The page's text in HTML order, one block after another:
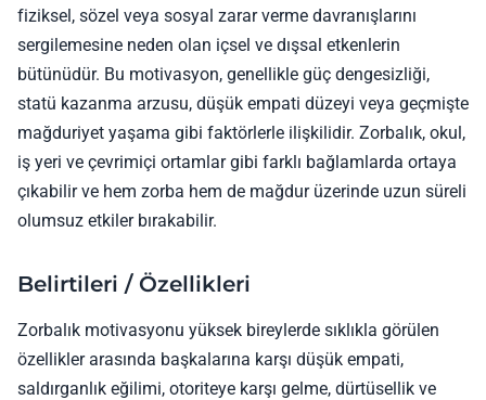
fiziksel, sözel veya sosyal zarar verme davranışlarını
sergilemesine neden olan içsel ve dışsal etkenlerin
bütünüdür. Bu motivasyon, genellikle güç dengesizliği,
statü kazanma arzusu, düşük empati düzeyi veya geçmişte
mağduriyet yaşama gibi faktörlerle ilişkilidir. Zorbalık, okul,
iş yeri ve çevrimiçi ortamlar gibi farklı bağlamlarda ortaya
çıkabilir ve hem zorba hem de mağdur üzerinde uzun süreli
olumsuz etkiler bırakabilir.
Belirtileri / Özellikleri
Zorbalık motivasyonu yüksek bireylerde sıklıkla görülen
özellikler arasında başkalarına karşı düşük empati,
saldırganlık eğilimi, otoriteye karşı gelme, dürtüsellik ve